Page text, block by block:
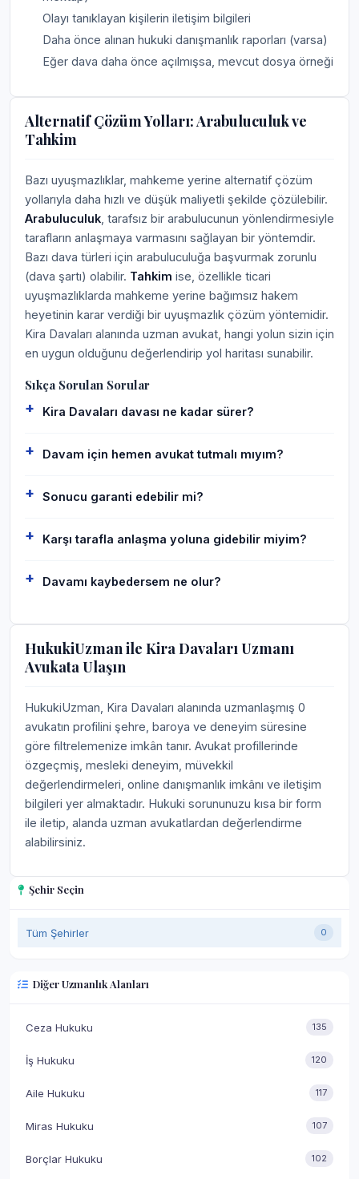
Şehir Seçin
Tüm Şehirler 0
Diğer Uzmanlık Alanları
Ceza Hukuku 135
İş Hukuku 120
Aile Hukuku 117
Miras Hukuku 107
Borçlar Hukuku 102
Olayı tanıklayan kişilerin iletişim bilgileri
Daha önce alınan hukuki danışmanlık raporları (varsa)
Eğer dava daha önce açılmışsa, mevcut dosya örneği
Alternatif Çözüm Yolları: Arabuluculuk ve
Tahkim
Bazı uyuşmazlıklar, mahkeme yerine alternatif çözüm
yollarıyla daha hızlı ve düşük maliyetli şekilde çözülebilir.
Arabuluculuk , tarafsız bir arabulucunun yönlendirmesiyle
tarafların anlaşmaya varmasını sağlayan bir yöntemdir.
Bazı dava türleri için arabuluculuğa başvurmak zorunlu
(dava şartı) olabilir. Tahkim ise, özellikle ticari
uyuşmazlıklarda mahkeme yerine bağımsız hakem
heyetinin karar verdiği bir uyuşmazlık çözüm yöntemidir.
Kira Davaları alanında uzman avukat, hangi yolun sizin için
en uygun olduğunu değerlendirip yol haritası sunabilir.
Sıkça Sorulan Sorular
Kira Davaları davası ne kadar sürer?
Davam için hemen avukat tutmalı mıyım?
Sonucu garanti edebilir mi?
Karşı tarafla anlaşma yoluna gidebilir miyim?
Davamı kaybedersem ne olur?
HukukiUzman ile Kira Davaları Uzmanı
Avukata Ulaşın
HukukiUzman, Kira Davaları alanında uzmanlaşmış 0
avukatın profilini şehre, baroya ve deneyim süresine
göre filtrelemenize imkân tanır. Avukat profillerinde
özgeçmiş, mesleki deneyim, müvekkil
değerlendirmeleri, online danışmanlık imkânı ve iletişim
bilgileri yer almaktadır. Hukuki sorununuzu kısa bir form
ile iletip, alanda uzman avukatlardan değerlendirme
alabilirsiniz.